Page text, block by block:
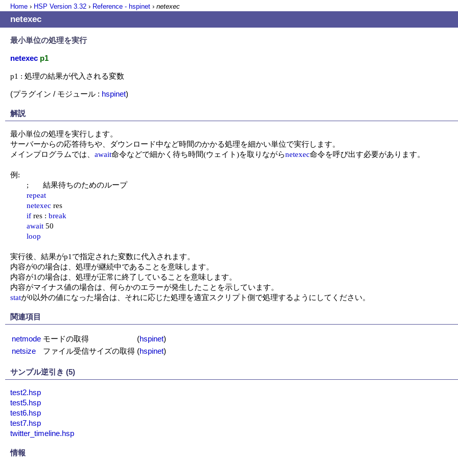
Home › HSP Version 3.32 › Reference - hspinet › netexec
netexec
最小単位の処理を実行
netexec p1
p1 : 処理の結果が代入される変数
(プラグイン / モジュール : hspinet)
解説
最小単位の処理を実行します。
サーバーからの応答待ちや、ダウンロード中など時間のかかる処理を細かい単位で実行します。
メインプログラムでは、 await命令などで細かく待ち時間(ウェイト)を取りながらnetexec命令を呼び出す必要があります。
例:
repeat
netexec res
if res : break
await 50
loop
実行後、結果がp1で指定された変数に代入されます。
内容が0の場合は、処理が継続中であることを意味します。
内容が1の場合は、処理が正常に終了していることを意味します。
statが0以外の値になった場合は、それに応じた処理を適宜スクリプト側で処理するようにしてください。
関連項目
netmode モードの取得 (hspinet)
netsize
ファイル受信サイズの取得 (hspinet)
サンプル逆引き (5)
test2.hsp
test5.hsp
test6.hsp
test7.hsp
twitter_timeline.hsp
情報